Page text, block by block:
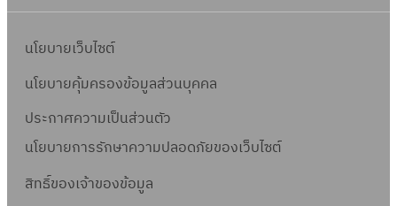
นโยบายเว็บไซต์
นโยบายคุ้มครองข้อมูลส่วนบุคคล
ประกาศความเป็นส่วนตัว
นโยบายการรักษาความปลอดภัยของเว็บไซต์
สิทธิ์ของเจ้าของข้อมูล